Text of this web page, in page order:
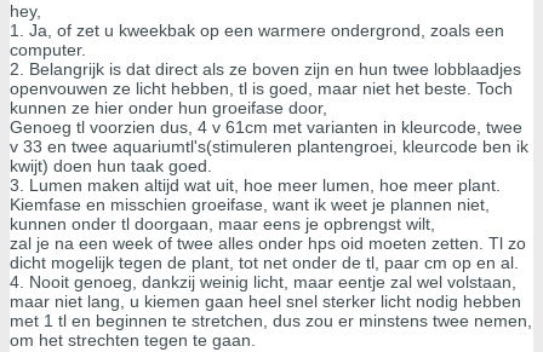
hey,
1. Ja, of zet u kweekbak op een warmere ondergrond, zoals een
computer.
2. Belangrijk is dat direct als ze boven zijn en hun twee lobblaadjes
openvouwen ze licht hebben, tl is goed, maar niet het beste. Toch
kunnen ze hier onder hun groeifase door,
Genoeg tl voorzien dus, 4 v 61cm met varianten in kleurcode, twee
v 33 en twee aquariumtl's(stimuleren plantengroei, kleurcode ben ik
kwijt) doen hun taak goed.
3. Lumen maken altijd wat uit, hoe meer lumen, hoe meer plant.
Kiemfase en misschien groeifase, want ik weet je plannen niet,
kunnen onder tl doorgaan, maar eens je opbrengst wilt,
zal je na een week of twee alles onder hps oid moeten zetten. Tl zo
dicht mogelijk tegen de plant, tot net onder de tl, paar cm op en al.
4. Nooit genoeg, dankzij weinig licht, maar eentje zal wel volstaan,
maar niet lang, u kiemen gaan heel snel sterker licht nodig hebben
met 1 tl en beginnen te stretchen, dus zou er minstens twee nemen,
om het strechten tegen te gaan.